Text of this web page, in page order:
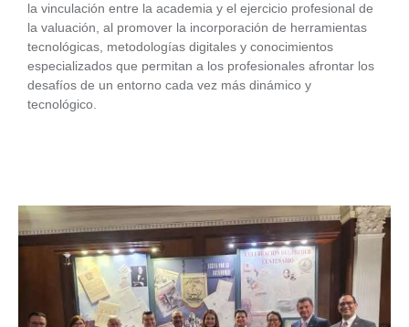
la vinculación entre la academia y el ejercicio profesional de
la valuación, al promover la incorporación de herramientas
tecnológicas, metodologías digitales y conocimientos
especializados que permitan a los profesionales afrontar los
desafíos de un entorno cada vez más dinámico y
tecnológico.